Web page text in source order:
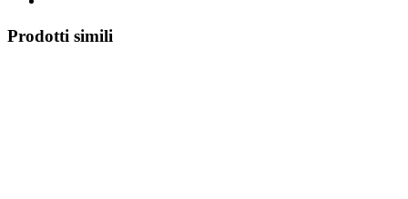
Prodotti simili